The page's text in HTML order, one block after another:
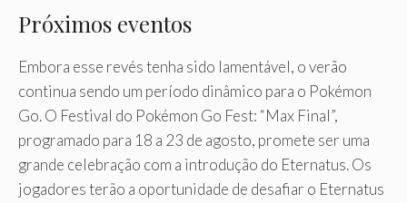
Próximos eventos
Embora esse revés tenha sido lamentável, o verão
continua sendo um período dinâmico para o Pokémon
Go. O Festival do Pokémon Go Fest: “Max Final”,
programado para 18 a 23 de agosto, promete ser uma
grande celebração com a introdução do Eternatus. Os
jogadores terão a oportunidade de desafiar o Eternatus